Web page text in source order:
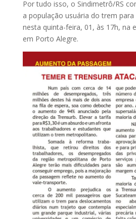
Por tudo isso, o Sindimetrô/RS
a população usuária do trem
nesta quinta-feira, 01, às 17h, na
em Porto Alegre.